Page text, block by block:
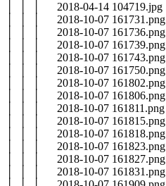
│ │ │ 2018-04-14 104719.jpg
│ │ │ 2018-10-07 161731.png
│ │ │ 2018-10-07 161736.png
│ │ │ 2018-10-07 161739.png
│ │ │ 2018-10-07 161743.png
│ │ │ 2018-10-07 161750.png
│ │ │ 2018-10-07 161802.png
│ │ │ 2018-10-07 161806.png
│ │ │ 2018-10-07 161811.png
│ │ │ 2018-10-07 161815.png
│ │ │ 2018-10-07 161818.png
│ │ │ 2018-10-07 161823.png
│ │ │ 2018-10-07 161827.png
│ │ │ 2018-10-07 161831.png